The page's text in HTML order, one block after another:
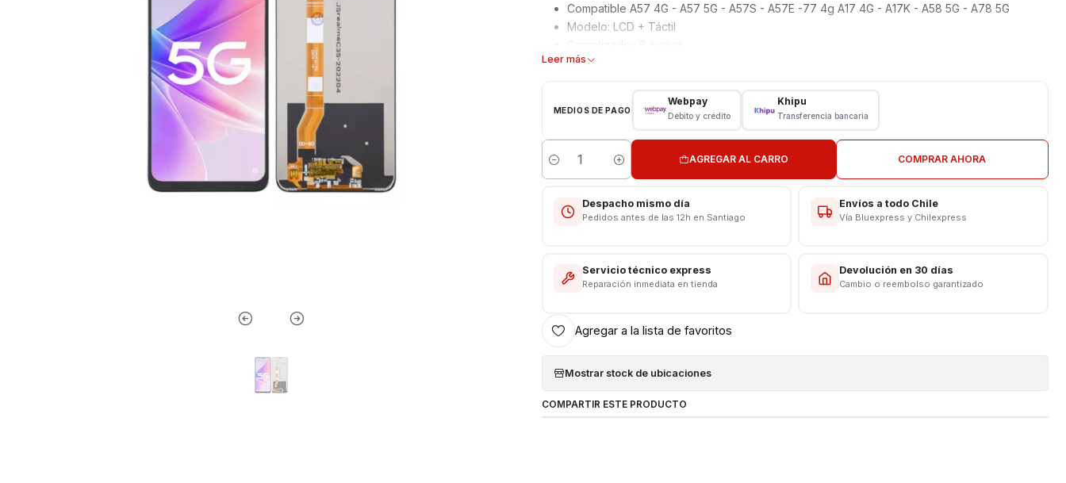
Compatible A57 4G - A57 5G - A57S - A57E -77 4g A17 4G - A17K - A58 5G - A78 5G
Modelo: LCD + Táctil
Garantizados 6 meses
Pantalla Oppo
Modelo: Oppo A57 4G - A57 5G - A57S - A57E -77 4g
A17 4G - A17K - A58 5G - A78 5G
VALOR INCLUYE INSTALACIÓN EN TIENDA
Leer más
MEDIOS DE PAGO
Webpay
Débito y crédito
Khipu
Transferencia bancaria
Cantidad
AGREGAR AL CARRO COMPRAR AHORA
Despacho mismo día
Pedidos antes de las 12h en Santiago
Envíos a todo Chile
Vía Bluexpress y Chilexpress
Servicio técnico express
Reparación inmediata en tienda
Devolución en 30 días
Cambio o reembolso garantizado
Agregar a la lista de favoritos
Mostrar stock de ubicaciones
COMPARTIR ESTE PRODUCTO